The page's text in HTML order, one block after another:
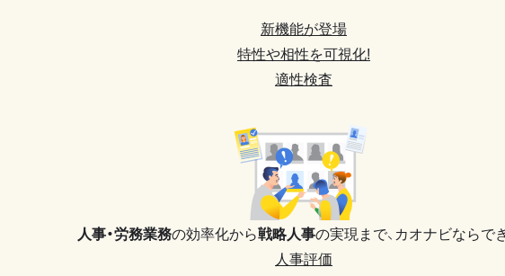
新機能が登場
特性や相性を可視化!
適性検査
人事・労務業務の効率化から戦略人事の実現まで、 カオナビならで
人事評価